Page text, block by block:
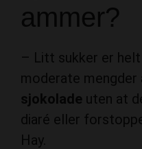
ammer?
– Litt sukker er
moderate
sjokolade uten at
diaré eller
Hay.